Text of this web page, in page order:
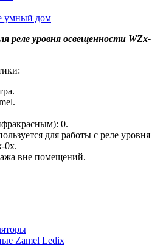
умный дом
реле уровня освещенности WZx-
0.
для работы с реле уровня
0x.
вне помещений.
Zamel Ledix